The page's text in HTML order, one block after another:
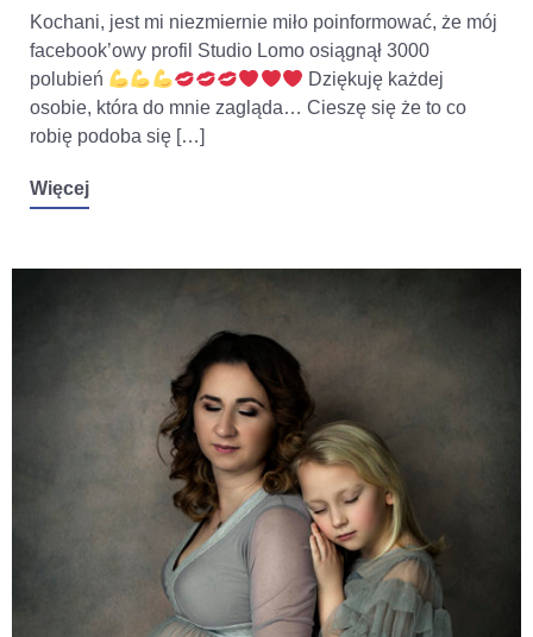
Kochani, jest mi niezmiernie miło poinformować, że mój
facebook’owy profil Studio Lomo osiągnął 3000
polubień
Dziękuję każdej
osobie, która do mnie zagląda… Cieszę się że to co
robię podoba się […]
Więcej